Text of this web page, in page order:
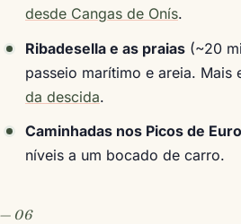
desde Cangas de Onís.
Ribadesella e as praias (~20
passeio marítimo e areia. Mais
da descida.
Caminhadas nos Picos de
níveis a um bocado de carro.